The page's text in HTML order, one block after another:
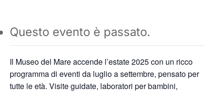
Questo evento è passato.
Il Museo del Mare accende l’estate 2025 con un ricco
programma di eventi da luglio a settembre, pensato per
tutte le età. Visite guidate, laboratori per bambini,